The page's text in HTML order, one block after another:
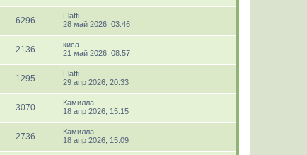
6296
Flaffi
28 май 2026, 03:46
2136
киса
21 май 2026, 08:57
1295
Flaffi
29 апр 2026, 20:33
3070
Камилла
18 апр 2026, 15:15
2736
Камилла
18 апр 2026, 15:09